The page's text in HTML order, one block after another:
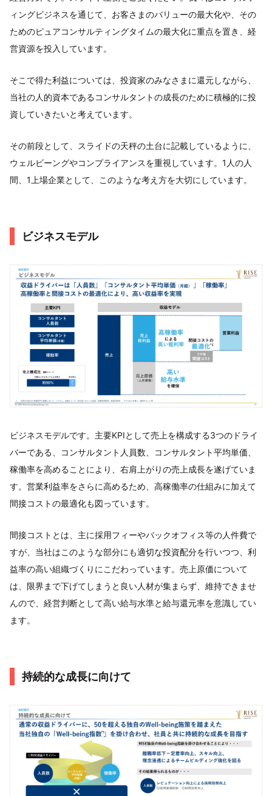
ィングビジネスを通じて、お客さまのバリューの最大化や、その
ためのピュアコンサルティングタイムの最大化に重点を置き、経
営資源を投入しています。
そこで得た利益については、投資家のみなさまに還元しながら、
当社の人的資本であるコンサルタントの成長のために積極的に投
資していきたいと考えています。
その前段として、スライドの天秤の土台に記載しているように、
ウェルビーングやコンプライアンスを重視しています。1人の人
間、1上場企業として、このような考え方を大切にしています。
ビジネスモデル
ビジネスモデルです。主要KPIとして売上を構成する3つのドライ
バーである、コンサルタント人員数、コンサルタント平均単価、
稼働率を高めることにより、右肩上がりの売上成長を遂げていま
す。営業利益率をさらに高めるため、高稼働率の仕組みに加えて
間接コストの最適化も図っています。
間接コストとは、主に採用フィーやバックオフィス等の人件費で
すが、当社はこのような部分にも適切な投資配分を行いつつ、利
益率の高い組織づくりにこだわっています。売上原価について
は、限界まで下げてしまうと良い人材が集まらず、維持できませ
んので、経営判断として高い給与水準と給与還元率を意識してい
ます。
持続的な成⻑に向けて